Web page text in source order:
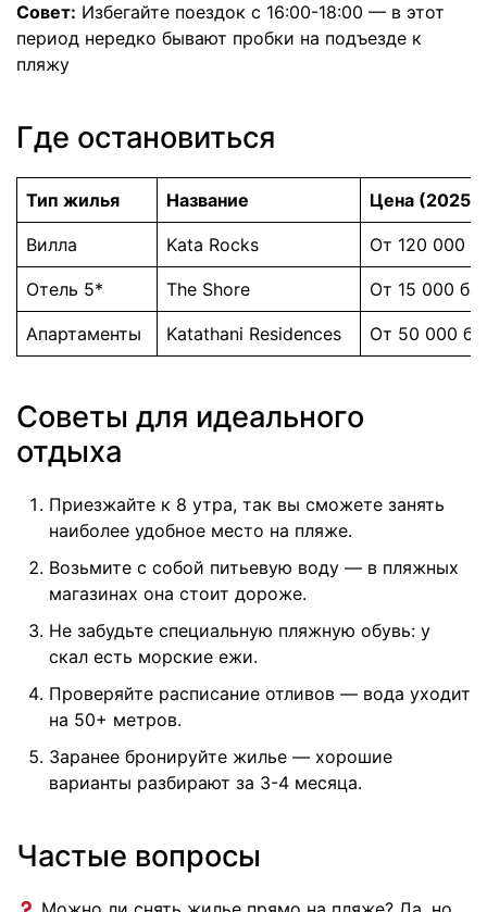
Совет: Избегайте поездок с 16:00-18:00 — в этот
период нередко бывают пробки на подъезде к
пляжу
Где остановиться
Тип жилья Название Цена (2025)
Вилла Kata Rocks От 120 000
Отель 5* The Shore От 15 000
Апартаменты Katathani Residences От 50 000
Советы для идеального
отдыха
Приезжайте к 8 утра, так вы сможете занять
наиболее удобное место на пляже.
Возьмите с собой питьевую воду — в пляжных
магазинах она стоит дороже.
Не забудьте специальную пляжную обувь: у
скал есть морские ежи.
Проверяйте расписание отливов — вода уходит
на 50+ метров.
Заранее бронируйте жилье — хорошие
варианты разбирают за 3-4 месяца.
Частые вопросы